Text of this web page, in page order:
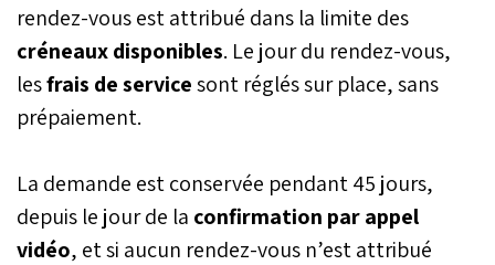
rendez-vous est attribué dans la limite des
créneaux disponibles. Le jour du rendez-vous,
lesfrais de servicesont réglés sur place, sans
prépaiement.
La demande est conservée pendant 45 jours,
depuis le jour de la confirmation par appel
vidéo, et si aucun rendez-vous n’est attribué